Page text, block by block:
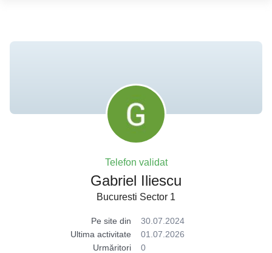
Telefon validat
Gabriel Iliescu
Bucuresti Sector 1
Pe site din
30.07.2024
Ultima activitate
01.07.2026
Urmăritori
0